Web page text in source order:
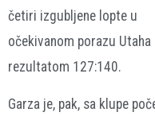
četiri izgubljene lopte u
očekivanom porazu Utaha
rezultatom 127:140.
Garza je, pak, sa klupe